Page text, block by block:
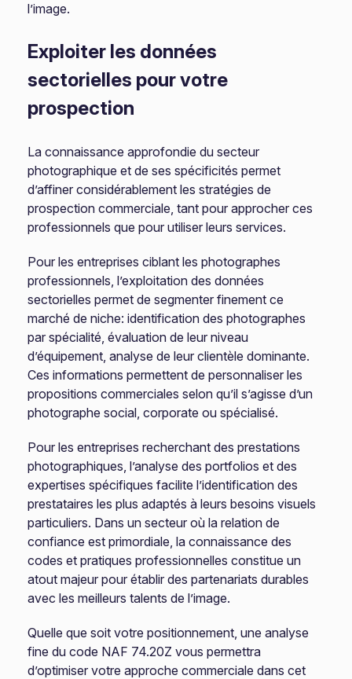
l’image.
Exploiter les données
sectorielles pour votre
prospection
La connaissance approfondie du secteur
photographique et de ses spécificités permet
d’affiner considérablement les stratégies de
prospection commerciale, tant pour approcher ces
professionnels que pour utiliser leurs services.
Pour les entreprises ciblant les photographes
professionnels, l’exploitation des données
sectorielles permet de segmenter finement ce
marché de niche: identification des photographes
par spécialité, évaluation de leur niveau
d’équipement, analyse de leur clientèle dominante.
Ces informations permettent de personnaliser les
propositions commerciales selon qu’il s’agisse d’un
photographe social, corporate ou spécialisé.
Pour les entreprises recherchant des prestations
photographiques, l’analyse des portfolios et des
expertises spécifiques facilite l’identification des
prestataires les plus adaptés à leurs besoins visuels
particuliers. Dans un secteur où la relation de
confiance est primordiale, la connaissance des
codes et pratiques professionnelles constitue un
atout majeur pour établir des partenariats durables
avec les meilleurs talents de l’image.
Quelle que soit votre positionnement, une analyse
fine du code NAF 74.20Z vous permettra
d’optimiser votre approche commerciale dans cet